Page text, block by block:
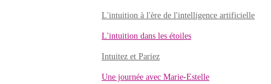
L'intuition à l'ère de l'intelligence artificielle
L'intuition dans les étoiles
Intuitez et Pariez
Une journée avec Marie-Estelle